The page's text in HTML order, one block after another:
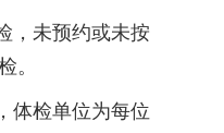
，未预约或未按
。
体检单位为每位